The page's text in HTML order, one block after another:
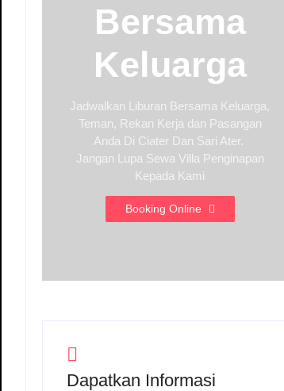
Bersama
Keluarga
Jadwalkan Liburan Bersama Keluarga,
Teman, Rekan Kerja dan Pasangan
Anda Di Ciater Dan Sari Ater.
Jangan Lupa Sewa Villa Penginapan
Kepada Kami
Booking Online
Dapatkan Informasi